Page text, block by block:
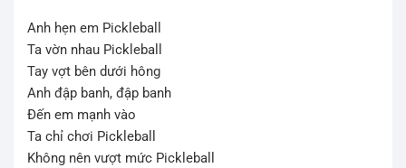
Anh hẹn em Pickleball
Ta vờn nhau Pickleball
Tay vợt bên dưới hông
Anh đập banh, đập banh
Đến em mạnh vào
Ta chỉ chơi Pickleball
Không nên vượt mức Pickleball